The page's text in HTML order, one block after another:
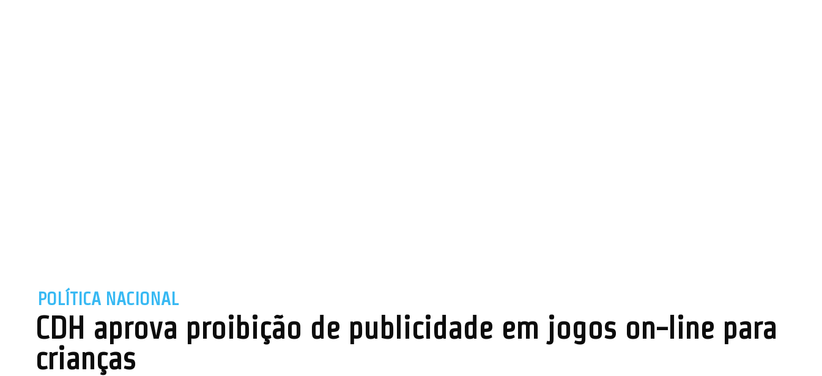
POLÍTICA NACIONAL
CDH aprova proibição de publicidade em jogos on-line para
crianças